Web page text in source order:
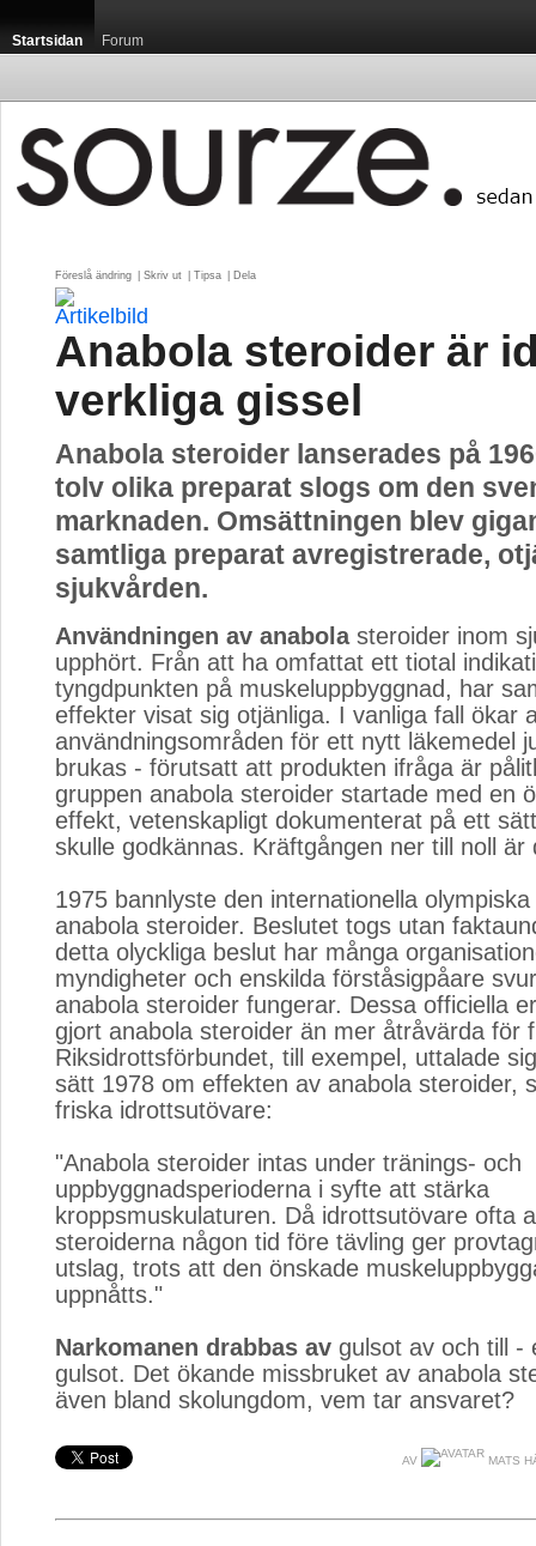
Startsidan Forum
Föreslå ändring Skriv ut Tipsa Dela
Anabola steroider är
verkliga gissel
Anabola steroider lanserades på
tolv olika preparat slogs om den
marknaden. Omsättningen blev
samtliga preparat avregistrerade,
sjukvården.
Användningen av anabolasteroider inom
upphört. Från att ha omfattat ett tiotal
tyngdpunkten på muskeluppbyggnad, har
effekter visat sig otjänliga. I vanliga fall ökar
användningsområden för ett nytt läkemedel
brukas - förutsatt att produkten ifråga är
gruppen anabola steroider startade med en
effekt, vetenskapligt dokumenterat på ett
skulle godkännas. Kräftgången ner till noll är
1975 bannlyste den internationella
anabola steroider. Beslutet togs utan
detta olyckliga beslut har många
myndigheter och enskilda förståsigpåare
anabola steroider fungerar. Dessa officiella
gjort anabola steroider än mer åtråvärda för
Riksidrottsförbundet, till exempel, uttalade
sätt 1978 om effekten av anabola steroider,
friska idrottsutövare:
"Anabola steroider intas under tränings- och
uppbyggnadsperioderna i syfte att stärka
kroppsmuskulaturen. Då idrottsutövare ofta
steroiderna någon tid före tävling ger
utslag, trots att den önskade
uppnåtts."
Narkomanen drabbas av gulsot av och till -
gulsot. Det ökande missbruket av anabola
även bland skolungdom, vem tar ansvaret?
AV MATS